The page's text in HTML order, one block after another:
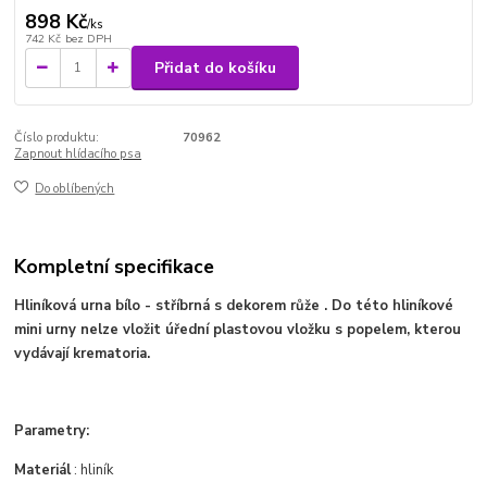
898 Kč/ks
742 Kč bez DPH
Přidat do košíku
Číslo produktu:
70962
Zapnout hlídacího psa
Do oblíbených
Kompletní specifikace
Hliníková urna bílo - stříbrná s dekorem růže . Do této hliníkové
mini urny nelze vložit úřední plastovou vložku s popelem, kterou
vydávají krematoria.
Parametry:
Materiál: hliník